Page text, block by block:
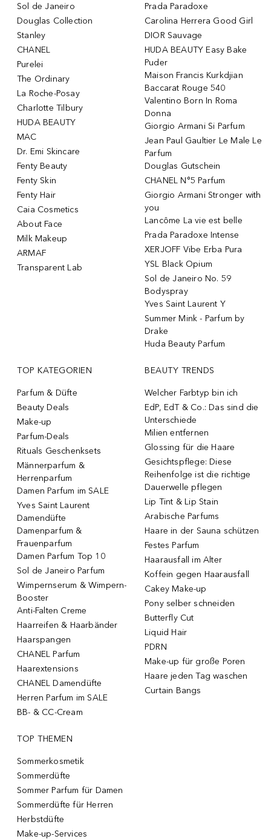
Sol de Janeiro
Douglas Collection
Stanley
CHANEL
Purelei
The Ordinary
La Roche-Posay
Charlotte Tilbury
HUDA BEAUTY
MAC
Dr. Emi Skincare
Fenty Beauty
Fenty Skin
Fenty Hair
Caia Cosmetics
About Face
Milk Makeup
ARMAF
Transparent Lab
Prada Paradoxe
Carolina Herrera Good Girl
DIOR Sauvage
HUDA BEAUTY Easy Bake
Puder
Maison Francis Kurkdjian
Baccarat Rouge 540
Valentino Born In Roma
Donna
Giorgio Armani Si Parfum
Jean Paul Gaultier Le Male Le
Parfum
Douglas Gutschein
CHANEL N°5 Parfum
Giorgio Armani Stronger with
you
Lancôme La vie est belle
Prada Paradoxe Intense
XERJOFF Vibe Erba Pura
YSL Black Opium
Sol de Janeiro No. 59
Bodyspray
Yves Saint Laurent Y
Summer Mink - Parfum by
Drake
Huda Beauty Parfum
TOP KATEGORIEN
Parfum & Düfte
Beauty Deals
Make-up
Parfum-Deals
Rituals Geschenksets
Männerparfum &
Herrenparfum
Damen Parfum im SALE
Yves Saint Laurent
Damendüfte
Damenparfum &
Frauenparfum
Damen Parfum Top 10
Sol de Janeiro Parfum
Wimpernserum & Wimpern-
Booster
Anti-Falten Creme
Haarreifen & Haarbänder
Haarspangen
CHANEL Parfum
Haarextensions
CHANEL Damendüfte
Herren Parfum im SALE
BB- & CC-Cream
BEAUTY TRENDS
Welcher Farbtyp bin ich
EdP, EdT & Co.: Das sind die
Unterschiede
Milien entfernen
Glossing für die Haare
Gesichtspflege: Diese
Reihenfolge ist die richtige
Dauerwelle pflegen
Lip Tint & Lip Stain
Arabische Parfums
Haare in der Sauna schützen
Festes Parfum
Haarausfall im Alter
Koffein gegen Haarausfall
Cakey Make-up
Pony selber schneiden
Butterfly Cut
Liquid Hair
PDRN
Make-up für große Poren
Haare jeden Tag waschen
Curtain Bangs
TOP THEMEN
Sommerkosmetik
Sommerdüfte
Sommer Parfum für Damen
Sommerdüfte für Herren
Herbstdüfte
Make-up-Services